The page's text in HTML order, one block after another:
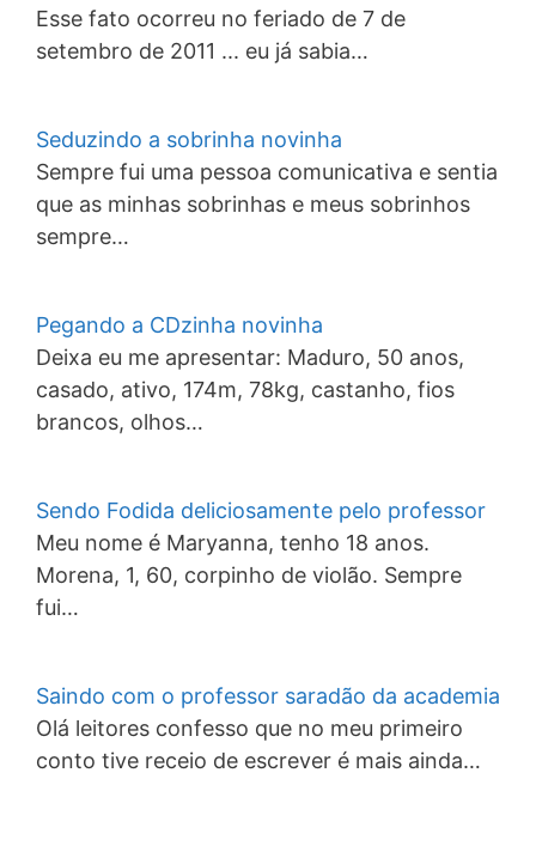
Esse fato ocorreu no feriado de 7 de
setembro de 2011 ... eu já sabia…
Seduzindo a sobrinha novinha
Sempre fui uma pessoa comunicativa e sentia
que as minhas sobrinhas e meus sobrinhos
sempre…
Pegando a CDzinha novinha
Deixa eu me apresentar: Maduro, 50 anos,
casado, ativo, 174m, 78kg, castanho, fios
brancos, olhos…
Sendo Fodida deliciosamente pelo professor
Meu nome é Maryanna, tenho 18 anos.
Morena, 1, 60, corpinho de violão. Sempre
fui…
Saindo com o professor saradão da academia
Olá leitores confesso que no meu primeiro
conto tive receio de escrever é mais ainda…